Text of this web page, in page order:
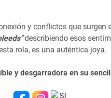
y conflictos que surgen
describiendo esos
rola, es una auténtica joya.
y desgarradora en su